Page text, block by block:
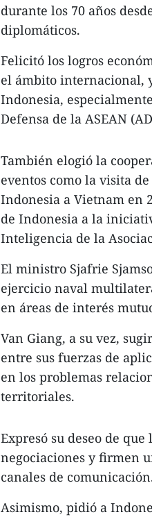
durante los 70 años
diplomáticos.
Felicitó los logros
el ámbito internacional,
Indonesia,
Defensa de la ASEAN
También elogió la
eventos como la visita
Indonesia a Vietnam en
de Indonesia a la
Inteligencia de la
El ministro Sjafrie
ejercicio naval
en áreas de interés
Van Giang, a su vez,
entre sus fuerzas de
en los problemas
territoriales.
Expresó su deseo de
negociaciones y firmen
canales de
Asimismo, pidió a